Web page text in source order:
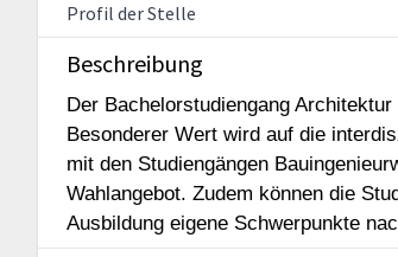
Profil der Stelle
Beschreibung
Der Bachelorstudiengang
Besonderer Wert wird auf die
mit den Studiengängen
Wahlangebot. Zudem können die
Ausbildung eigene Schwerpunkte